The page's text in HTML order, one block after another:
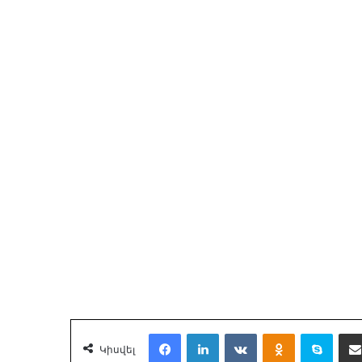
Կիսվել
FacebookLinkedInVKontakte Skype